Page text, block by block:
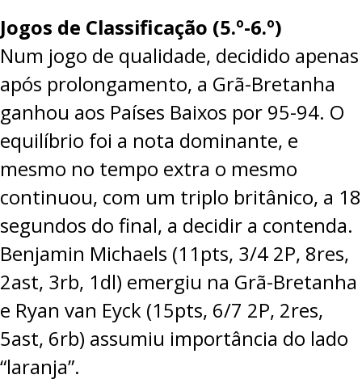
Jogos de Classificação (5.º-6.º)
Num jogo de qualidade, decidido apenas
após prolongamento, a Grã-Bretanha
ganhou aos Países Baixos por 95-94. O
equilíbrio foi a nota dominante, e
mesmo no tempo extra o mesmo
continuou, com um triplo britânico, a 18
segundos do final, a decidir a contenda.
Benjamin Michaels (11pts, 3/4 2P, 8res,
2ast, 3rb, 1dl) emergiu na Grã-Bretanha
e Ryan van Eyck (15pts, 6/7 2P, 2res,
5ast, 6rb) assumiu importância do lado
“laranja”.